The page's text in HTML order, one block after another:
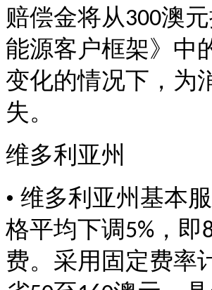
赔偿金将从300澳
能源客户框架》中
变化的情况下，为
失。
维多利亚州
• 维多利亚州基本
格平均下调5% ，即
费。采用固定费率